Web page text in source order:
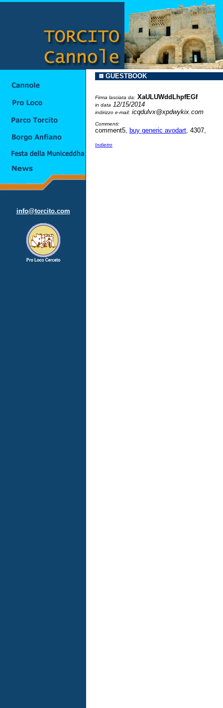
info@torcito.com
GUESTBOOK
Firma lasciata da: XaULUWddLhpfEGf
in data 12/15/2014
indirizzo e-mail: icqdulvx@xpdwykix.com
Commenti:
comment5, buy generic avodart, 4307,
Indietro